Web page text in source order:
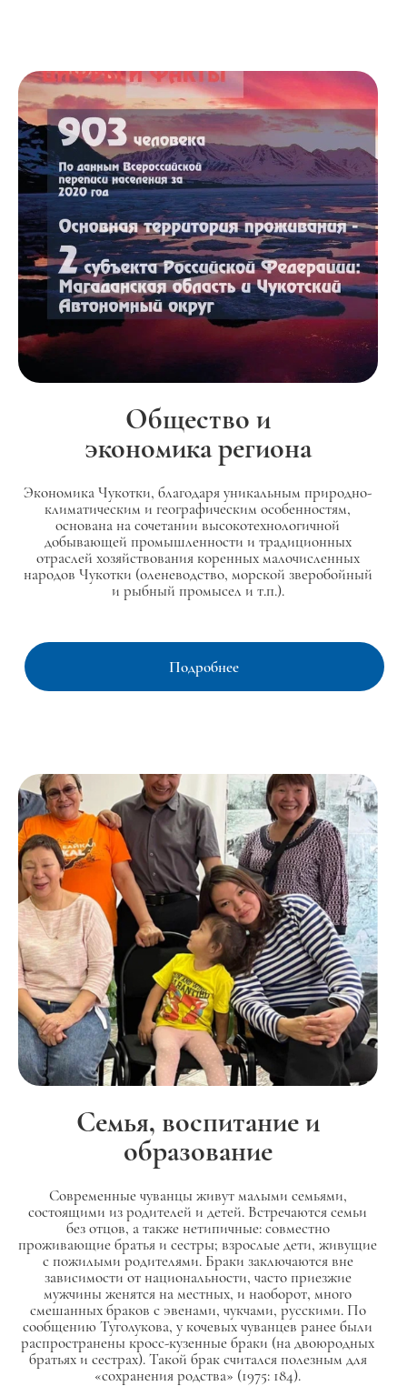
Общество и
экономика региона
Экономика Чукотки, благодаря уникальным природно-
климатическим и географическим особенностям,
основана на сочетании высокотехнологичной
добывающей промышленности и традиционных
отраслей хозяйствования коренных малочисленных
народов Чукотки (оленеводство, морской зверобойный
и рыбный промысел и т.п.).
Подробнее
Семья, воспитание и
образование
Современные чуванцы живут малыми семьями,
состоящими из родителей и детей. Встречаются семьи
без отцов, а также нетипичные: совместно
проживающие братья и сестры; взрослые дети, живущие
с пожилыми родителями. Браки заключаются вне
зависимости от национальности, часто приезжие
мужчины женятся на местных, и наоборот, много
смешанных браков с эвенами, чукчами, русскими. По
сообщению Туголукова, у кочевых чуванцев ранее были
распространены кросс-кузенные браки (на двоюродных
братьях и сестрах). Такой брак считался полезным для
«сохранения родства» (1975: 184).